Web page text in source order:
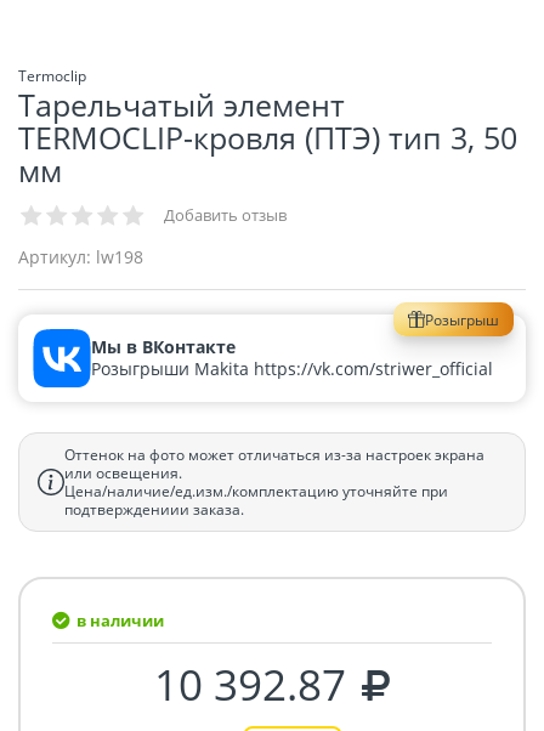
Termoclip
Тарельчатый элемент
TERMOCLIP-кровля (ПТЭ) тип 3, 50
мм
Добавить отзыв
Артикул: lw198
Розыгрыш
Мы в ВКонтакте
Розыгрыши Makita https://vk.com/striwer_official
Оттенок на фото может отличаться из-за настроек экрана
или освещения.
Цена/наличие/ед.изм./комплектацию уточняйте при
подтверждениии заказа.
в наличии
10 392.87